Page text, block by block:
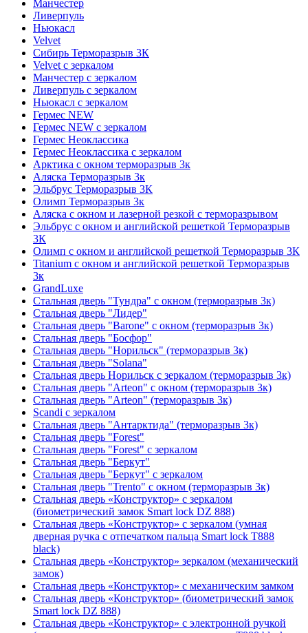
Манчестер
Ливерпуль
Ньюкасл
Velvet
Сибирь Терморазрыв 3К
Velvet с зеркалом
Манчестер с зеркалом
Ливерпуль с зеркалом
Ньюкасл с зеркалом
Гермес NEW
Гермес NEW с зеркалом
Гермес Неоклассика
Гермес Неоклассика с зеркалом
Арктика с окном терморазрыв 3к
Аляска Терморазрыв 3к
Эльбрус Терморазрыв 3К
Олимп Терморазрыв 3к
Аляска с окном и лазерной резкой с терморазрывом
Эльбрус с окном и английской решеткой Терморазрыв
3К
Олимп с окном и английской решеткой Терморазрыв 3К
Titanium с окном и английской решеткой Терморазрыв
3к
GrandLuxe
Стальная дверь "Тундра" с окном (терморазрыв 3к)
Стальная дверь "Лидер"
Стальная дверь "Barone" с окном (терморазрыв 3к)
Стальная дверь "Босфор"
Стальная дверь "Норильск" (терморазрыв 3к)
Стальная дверь "Solana"
Стальная дверь Норильск с зеркалом (терморазрыв 3к)
Стальная дверь "Arteon" с окном (терморазрыв 3к)
Стальная дверь "Arteon" (терморазрыв 3к)
Scandi с зеркалом
Стальная дверь "Антарктида" (терморазрыв 3к)
Стальная дверь "Forest"
Стальная дверь "Forest" с зеркалом
Стальная дверь "Беркут"
Стальная дверь "Беркут" с зеркалом
Стальная дверь "Trento" с окном (терморазрыв 3к)
Стальная дверь «Конструктор» с зеркалом
(биометрический замок Smart lock DZ 888)
Стальная дверь «Конструктор» с зеркалом (умная
дверная ручка с отпечатком пальца Smart lock T888
black)
Стальная дверь «Конструктор» зеркалом (механический
замок)
Стальная дверь «Конструктор» с механическим замком
Стальная дверь «Конструктор» (биометрический замок
Smart lock DZ 888)
Стальная дверь «Конструктор» с электронной ручкой